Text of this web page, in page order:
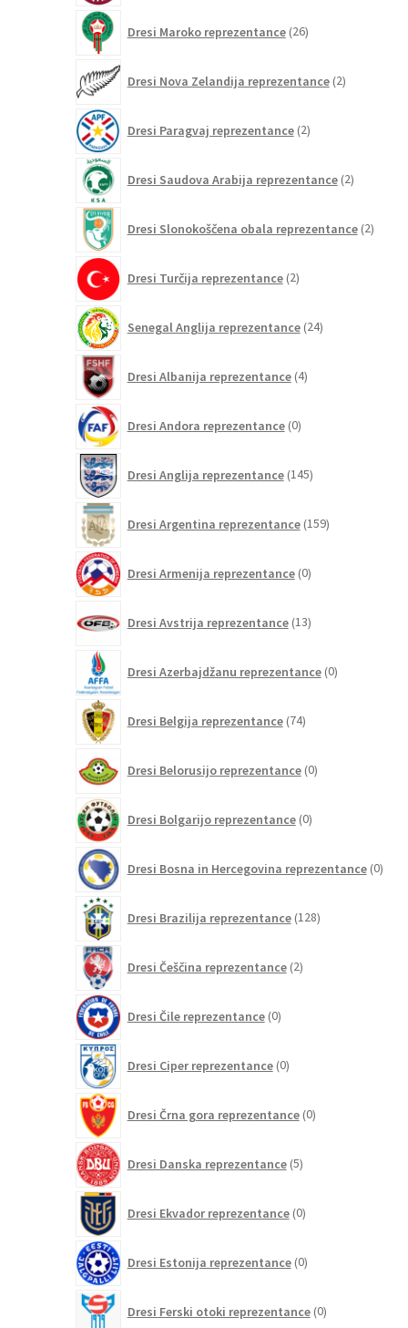
Dresi Maroko reprezentance 26izdelkov
Dresi Nova Zelandija reprezentance 2izdelka
Dresi Paragvaj reprezentance 2izdelka
Dresi Saudova Arabija reprezentance 2izdelka
Dresi Slonokoščena obala reprezentance 2izdelka
Dresi Turčija reprezentance 2izdelka
Senegal Anglija reprezentance 24izdelkov
Dresi Albanija reprezentance 4izdelki
Dresi Andora reprezentance 0izdelkov
Dresi Anglija reprezentance 145izdelkov
Dresi Argentina reprezentance 159izdelkov
Dresi Armenija reprezentance 0izdelkov
Dresi Avstrija reprezentance 13izdelkov
Dresi Azerbajdžanu reprezentance 0izdelkov
Dresi Belgija reprezentance 74izdelkov
Dresi Belorusijo reprezentance 0izdelkov
Dresi Bolgarijo reprezentance 0izdelkov
Dresi Bosna in Hercegovina reprezentance 0
Dresi Brazilija reprezentance 128izdelkov
Dresi Češčina reprezentance 2izdelka
Dresi Čile reprezentance 0izdelkov
Dresi Ciper reprezentance 0izdelkov
Dresi Črna gora reprezentance 0izdelkov
Dresi Danska reprezentance 5izdelkov
Dresi Ekvador reprezentance 0izdelkov
Dresi Estonija reprezentance 0izdelkov
Dresi Ferski otoki reprezentance 0izdelkov